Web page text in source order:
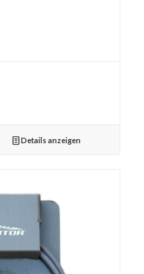
Details anzeigen